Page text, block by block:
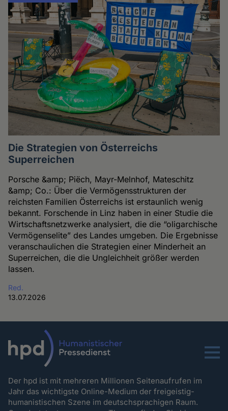
Die Strategien von Österreichs
Superreichen
Porsche &amp; Piëch, Mayr-Melnhof, Mateschitz
&amp; Co.: Über die Vermögensstrukturen der
reichsten Familien Österreichs ist erstaunlich wenig
bekannt. Forschende in Linz haben in einer Studie die
Wirtschaftsnetzwerke analysiert, die die “oligarchische
Vermögenselite” des Landes umgeben. Die Ergebnisse
veranschaulichen die Strategien einer Minderheit an
Superreichen, die die Ungleichheit größer werden
lassen.
Red.
13.07.2026
Menu
Der hpd ist mit mehreren Millionen Seitenaufrufen im
Jahr das wichtigste Online-Medium der freigeistig-
humanistischen Szene im deutschsprachigen Raum.